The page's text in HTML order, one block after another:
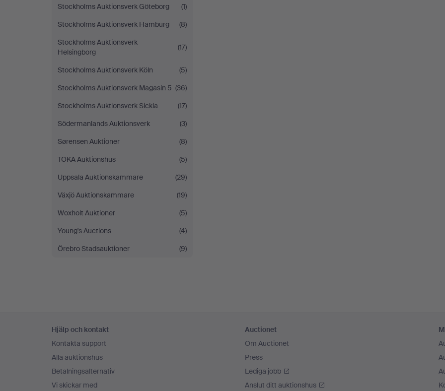
Stockholms Auktionsverk Göteborg
(1)
Stockholms Auktionsverk Hamburg
(8)
Stockholms Auktionsverk
Helsingborg
(17)
Stockholms Auktionsverk Köln
(5)
Stockholms Auktionsverk Magasin 5 (36)
Stockholms Auktionsverk Sickla
(17)
Södermanlands Auktionsverk
(3)
Sørensen Auktioner
(8)
TOKA Auktionshus
(5)
Uppsala Auktionskammare
(29)
Växjö Auktionskammare
(19)
Woxholt Auktioner
(5)
Young's Auctions
(4)
Örebro Stadsauktioner
(9)
Hjälp och kontakt
Kontakta support
Alla auktionshus
Betalningsalternativ
Vi skickar med
Auctionet
Om Auctionet
Press
Lediga jobb
Anslut ditt auktionshus